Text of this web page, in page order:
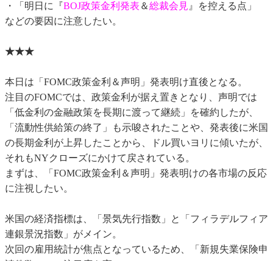
・「明日に『BOJ政策金利発表 ＆総裁会見』を控える点」
などの要因に注意したい。
★★★
本日は「FOMC政策金利＆声明」発表明け直後となる。
注目のFOMCでは、政策金利が据え置きとなり、声明では
「低金利の金融政策を長期に渡って継続」を確約したが、
「流動性供給策の終了」も示唆されたことや、発表後に米国
の長期金利が上昇したことから、ドル買いヨリに傾いたが、
それもNYクローズにかけて戻されている。
まずは、「FOMC政策金利＆声明」発表明けの各市場の反応
に注視したい。
米国の経済指標は、「景気先行指数」と「フィラデルフィア
連銀景況指数」がメイン。
次回の雇用統計が焦点となっているため、「新規失業保険申